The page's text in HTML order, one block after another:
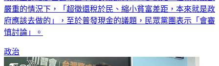
嚴重的情況下，「超徵還稅於民、縮小貧富差距，本來就是政
府應該去做的」，至於普發現金的議題，民眾黨團表示「會審
慎討論」。
政治